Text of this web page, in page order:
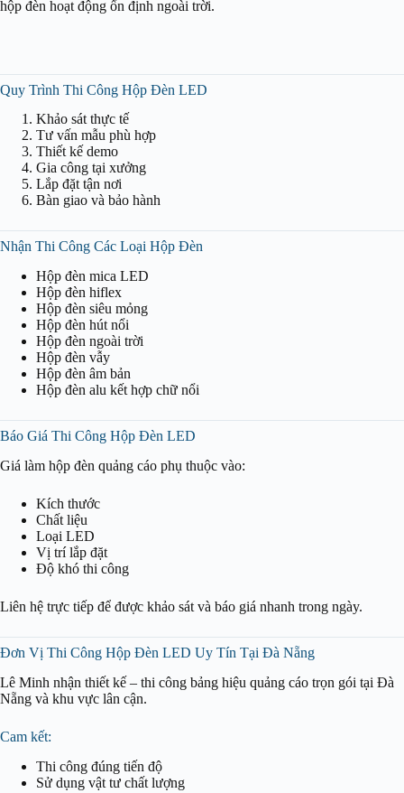
hộp đèn hoạt động ổn định ngoài trời.
Quy Trình Thi Công Hộp Đèn LED
Khảo sát thực tế
Tư vấn mẫu phù hợp
Thiết kế demo
Gia công tại xưởng
Lắp đặt tận nơi
Bàn giao và bảo hành
Nhận Thi Công Các Loại Hộp Đèn
Hộp đèn mica LED
Hộp đèn hiflex
Hộp đèn siêu mỏng
Hộp đèn hút nổi
Hộp đèn ngoài trời
Hộp đèn vẫy
Hộp đèn âm bản
Hộp đèn alu kết hợp chữ nổi
Báo Giá Thi Công Hộp Đèn LED
Giá làm hộp đèn quảng cáo phụ thuộc vào:
Kích thước
Chất liệu
Loại LED
Vị trí lắp đặt
Độ khó thi công
Liên hệ trực tiếp để được khảo sát và báo giá nhanh trong ngày.
Đơn Vị Thi Công Hộp Đèn LED Uy Tín Tại Đà Nẵng
Lê Minh nhận thiết kế – thi công bảng hiệu quảng cáo trọn gói tại Đà
Nẵng và khu vực lân cận.
Cam kết:
Thi công đúng tiến độ
Sử dụng vật tư chất lượng